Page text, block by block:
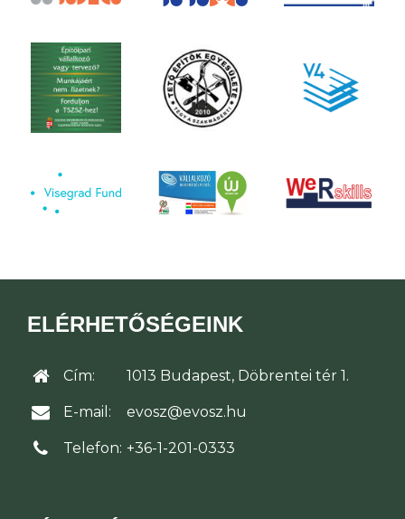
ELÉRHETŐSÉGEINK
Cím: 1013 Budapest, Döbrentei tér 1.
E-mail: evosz@evosz.hu
Telefon: +36-1-201-0333